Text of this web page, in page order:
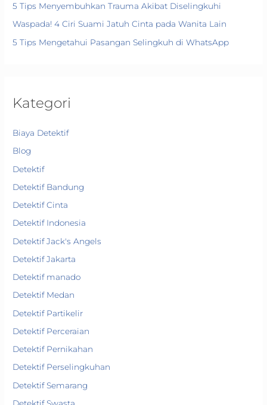
5 Tips Menyembuhkan Trauma Akibat Diselingkuhi
Waspada! 4 Ciri Suami Jatuh Cinta pada Wanita Lain
5 Tips Mengetahui Pasangan Selingkuh di WhatsApp
Kategori
Biaya Detektif
Blog
Detektif
Detektif Bandung
Detektif Cinta
Detektif Indonesia
Detektif Jack's Angels
Detektif Jakarta
Detektif manado
Detektif Medan
Detektif Partikelir
Detektif Perceraian
Detektif Pernikahan
Detektif Perselingkuhan
Detektif Semarang